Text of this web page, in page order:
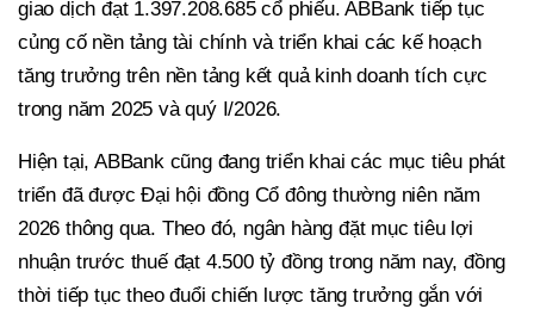
giao dịch đạt 1.397.208.685 cổ phiếu. ABBank tiếp tục
củng cố nền tảng tài chính và triển khai các kế hoạch
tăng trưởng trên nền tảng kết quả kinh doanh tích cực
trong năm 2025 và quý I/2026.
Hiện tại, ABBank cũng đang triển khai các mục tiêu phát
triển đã được Đại hội đồng Cổ đông thường niên năm
2026 thông qua. Theo đó, ngân hàng đặt mục tiêu lợi
nhuận trước thuế đạt 4.500 tỷ đồng trong năm nay, đồng
thời tiếp tục theo đuổi chiến lược tăng trưởng gắn với